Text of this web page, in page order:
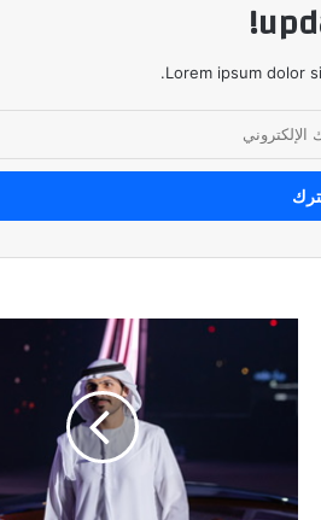
Lorem ipsum dolor
شركة
غاطي
القابضة
بالدولار